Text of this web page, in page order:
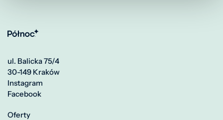
ul. Balicka 75/4
30-149 Kraków
Instagram
Facebook
Oferty